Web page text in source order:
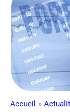
Accueil